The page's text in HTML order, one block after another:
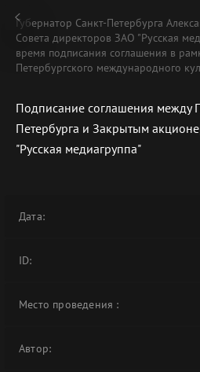
В АРХИВЕ
Губернатор Санкт-Петербурга
Совета директоров ЗАО "Русская
время подписания соглашения в
Петербургского международного
Подписание соглашения между
Петербурга и Закрытым
"Русская медиагруппа"
Дата:
ID:
Место проведения :
Автор: